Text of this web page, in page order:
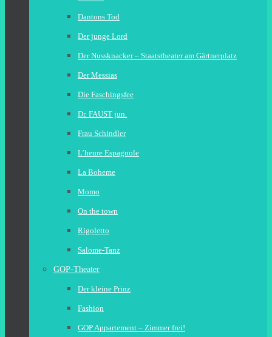
Dantons Tod
Der junge Lord
Der Nussknacker – Staatstheater am Gärtnerplatz
Der Messias
Die Faschingsfee
Dr. FAUST jun.
Frau Schindler
L’heure Espagnole
La Boheme
Momo
On the town
Rigoletto
Salome-Tanz
GOP-Theater
Der kleine Prinz
Fashion
GOP Appartement – Zimmer frei!